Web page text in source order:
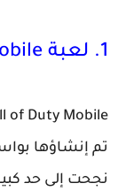
1. لعبة Call of Duty Mobile